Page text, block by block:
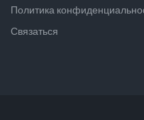
Политика
Связаться